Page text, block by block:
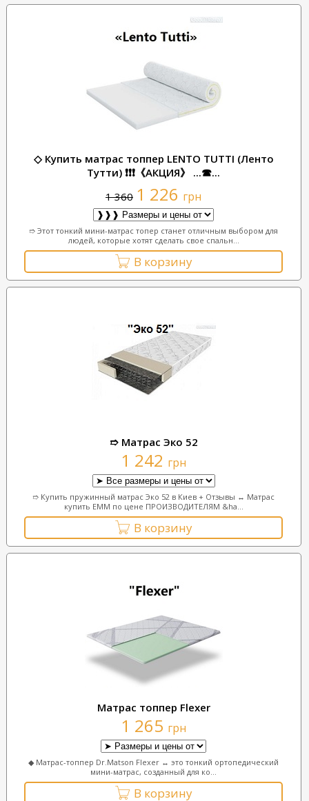
◇ Купить матрас топпер LENTO TUTTI (Ленто
Тутти) ❗❗❗《АКЦИЯ》 ...☎...
1 360 1 226 грн
➱ Этот тонкий мини-матрас топер станет отличным выбором для
людей, которые хотят сделать свое спальн...
В корзину
➱ Матрас Эко 52
1 242 грн
➱ Купить пружинный матрас Эко 52 в Киев + Отзывы ↔ Матрас
купить ЕММ по цене ПРОИЗВОДИТЕЛЯМ &ha...
В корзину
Матрас топпер Flexer
1 265 грн
◆ Матрас-топпер Dr.Matson Flexer ↔ это тонкий ортопедический
мини-матрас, созданный для ко...
В корзину